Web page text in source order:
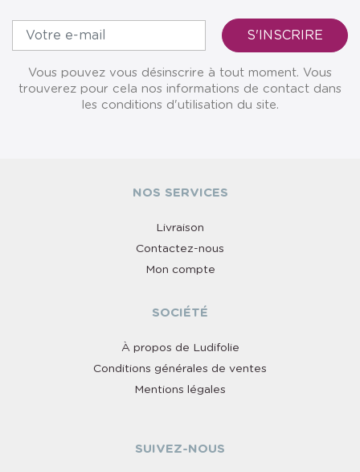
Vous pouvez vous désinscrire à tout moment. Vous
trouverez pour cela nos informations de contact dans
les conditions d'utilisation du site.
NOS SERVICES
Livraison
Contactez-nous
Mon compte
SOCIÉTÉ
À propos de Ludifolie
Conditions générales de ventes
Mentions légales
SUIVEZ-NOUS